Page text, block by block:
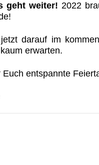
geht weiter! 2022
darauf im
erwarten.
entspannte